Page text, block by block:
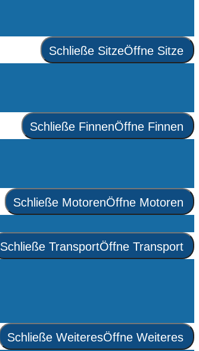
Schließe SitzeÖffne Sitze
Schließe FinnenÖffne Finnen
Schließe MotorenÖffne Motoren
Schließe TransportÖffne Transport
Schließe WeiteresÖffne Weiteres